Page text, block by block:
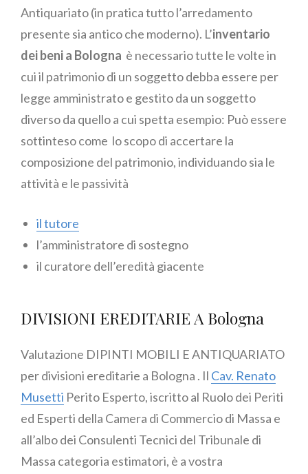
Antiquariato (in pratica tutto l’arredamento
presente sia antico che moderno). L’inventario
dei beni a Bologna è necessario tutte le volte in
cui il patrimonio di un soggetto debba essere per
legge amministrato e gestito da un soggetto
diverso da quello a cui spetta esempio: Può essere
sottinteso come lo scopo di accertare la
composizione del patrimonio, individuando sia le
attività e le passività
il tutore
l’amministratore di sostegno
il curatore dell’eredità giacente
DIVISIONI EREDITARIE A Bologna
Valutazione DIPINTI MOBILI E ANTIQUARIATO
per divisioni ereditarie a Bologna . Il Cav. Renato
Musetti Perito Esperto, iscritto al Ruolo dei Periti
ed Esperti della Camera di Commercio di Massa e
all’albo dei Consulenti Tecnici del Tribunale di
Massa categoria estimatori, è a vostra